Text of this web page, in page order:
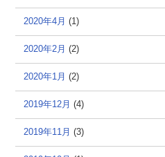
2020年4月 (1)
2020年2月 (2)
2020年1月 (2)
2019年12月 (4)
2019年11月 (3)